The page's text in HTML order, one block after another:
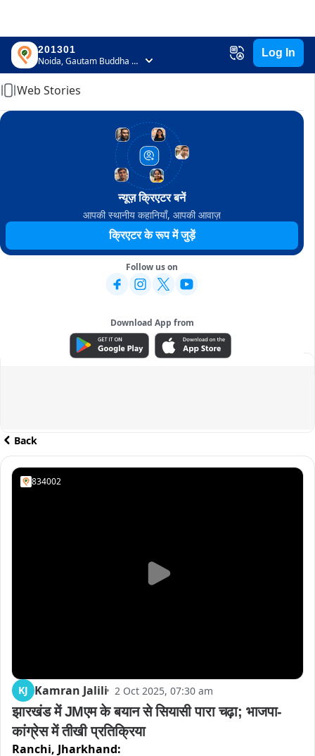
201301
Noida, Gautam Buddha Nagar, Uttar Pradesh
Log In
Home
Web Stories
न्यूज़ क्रिएटर बनें
आपकी स्थानीय कहानियाँ, आपकी आवाज़
क्रिएटर के रूप में जुड़ें
Follow us on
Download App from
ADVERTISEMENT
Back
834002
KJ Kamran Jalili 2 Oct 2025, 07:30 am
झारखंड में JMएम के बयान से सियासी पारा चढ़ा; भाजपा-
कांग्रेस में तीखी प्रतिक्रिया
Ranchi, Jharkhand: